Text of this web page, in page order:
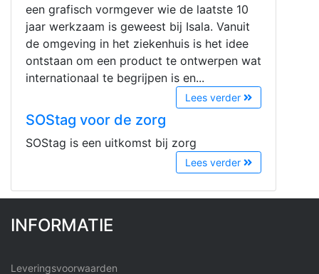
een grafisch vormgever wie de laatste 10
jaar werkzaam is geweest bij Isala. Vanuit
de omgeving in het ziekenhuis is het idee
ontstaan om een product te ontwerpen wat
internationaal te begrijpen is en...
Lees verder
SOStag voor de zorg
SOStag is een uitkomst bij zorg
Lees verder
INFORMATIE
Leveringsvoorwaarden